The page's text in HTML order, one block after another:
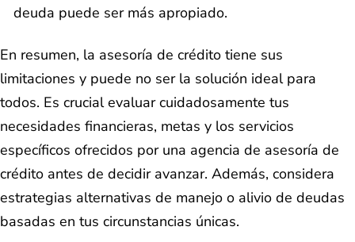
deuda puede ser más apropiado.
En resumen, la asesoría de crédito tiene sus
limitaciones y puede no ser la solución ideal para
todos. Es crucial evaluar cuidadosamente tus
necesidades financieras, metas y los servicios
específicos ofrecidos por una agencia de asesoría de
crédito antes de decidir avanzar. Además, considera
estrategias alternativas de manejo o alivio de deudas
basadas en tus circunstancias únicas.